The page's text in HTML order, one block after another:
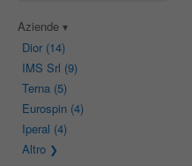
Aziende
Dior(14)
IMS Srl (9)
Terna(5)
Eurospin(4)
Iperal (4)
Altro